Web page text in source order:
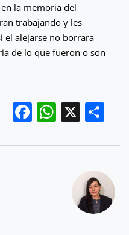
la memoria del
trabajando y les
el alejarse no borrara
de lo que fueron o son
Facebook
X